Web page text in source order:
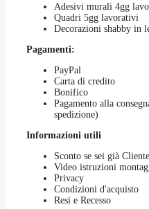
Adesivi murali 4gg
Quadri 5gg lavorativi
Decorazioni shabby in
Pagamenti:
PayPal
Carta di credito
Bonifico
Pagamento alla
spedizione)
Informazioni utili
Sconto se sei già Cliente
Video istruzioni
Privacy
Condizioni d'acquisto
Resi e Recesso